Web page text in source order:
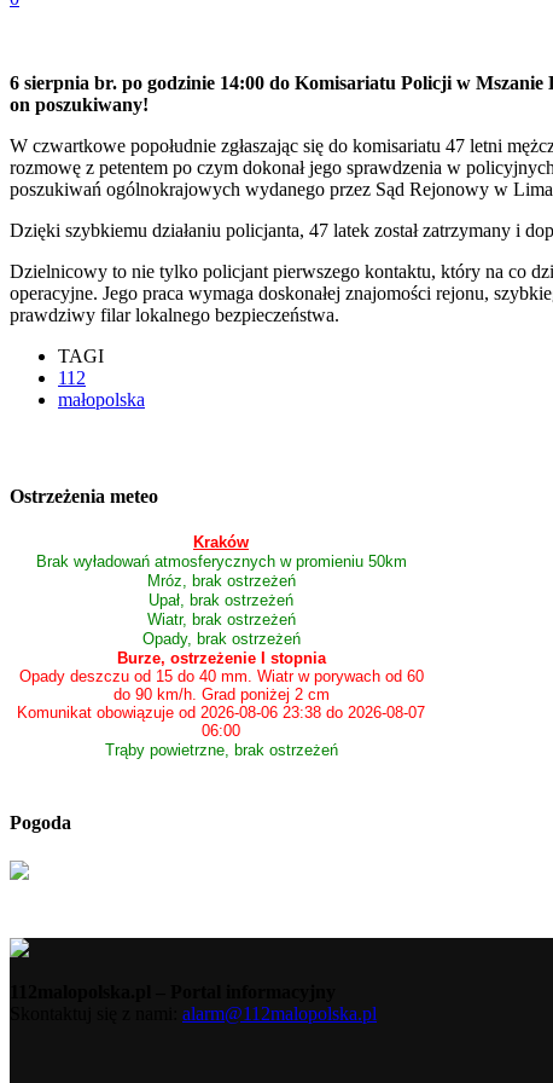
6 sierpnia br. po godzinie 14:00 do Komisariatu Policji w Mszanie
on poszukiwany!
W czwartkowe popołudnie zgłaszając się do komisariatu 47 letni
rozmowę z petentem po czym dokonał jego sprawdzenia w
poszukiwań ogólnokrajowych wydanego przez Sąd Rejonowy w
Dzięki szybkiemu działaniu policjanta, 47 latek został zatrzymany i
Dzielnicowy to nie tylko policjant pierwszego kontaktu, który na co
operacyjne. Jego praca wymaga doskonałej znajomości rejonu,
prawdziwy filar lokalnego bezpieczeństwa.
TAGI
112
małopolska
Ostrzeżenia meteo
Kraków
Brak wyładowań atmosferycznych w promieniu 50km
Mróz, brak ostrzeżeń
Upał, brak ostrzeżeń
Wiatr, brak ostrzeżeń
Opady, brak ostrzeżeń
Burze, ostrzeżenie I stopnia
Opady deszczu od 15 do 40 mm. Wiatr w porywach od 60
do 90 km/h. Grad poniżej 2 cm
Komunikat obowiązuje od 2026-08-06 23:38 do 2026-08-07
06:00
Trąby powietrzne, brak ostrzeżeń
Pogoda
alarm@112malopolska.pl